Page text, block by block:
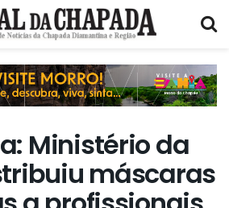
Ministério da
máscaras